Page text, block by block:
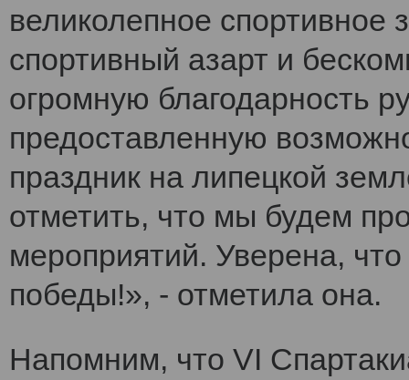
великолепное
спортивный азарт и
огромную благодарность
предоставленную
праздник на липецкой
отметить, что мы будем
мероприятий. Уверена,
победы!», - отметила она.
Напомним, что VI